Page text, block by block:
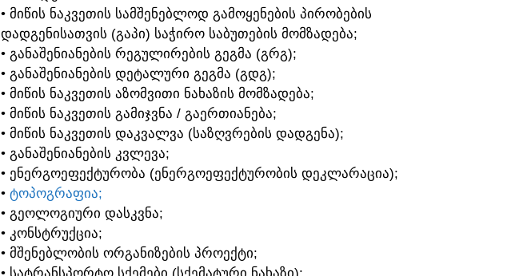
• ᲛᲘᲬᲘᲡ ᲜᲐᲙᲕᲔᲗᲘᲡ ᲡᲐᲛᲨᲔᲜᲔᲑᲚᲝᲓ ᲒᲐᲛᲝᲧᲔᲜᲔᲑᲘᲡ ᲞᲘᲠᲝᲑᲔᲑᲘᲡ
ᲓᲐᲓᲒᲔᲜᲘᲡᲐᲗᲕᲘᲡ (ᲒᲐᲞᲘ) ᲡᲐᲭᲘᲠᲝ ᲡᲐᲑᲣᲗᲔᲑᲘᲡ ᲛᲝᲛᲖᲐᲓᲔᲑᲐ;
• ᲒᲐᲜᲐᲨᲔᲜᲘᲐᲜᲔᲑᲘᲡ ᲠᲔᲒᲣᲚᲘᲠᲔᲑᲘᲡ ᲒᲔᲒᲛᲐ (ᲒᲠᲒ);
• ᲒᲐᲜᲐᲨᲔᲜᲘᲐᲜᲔᲑᲘᲡ ᲓᲔᲢᲐᲚᲣᲠᲘ ᲒᲔᲒᲛᲐ (ᲒᲓᲒ);
• ᲛᲘᲬᲘᲡ ᲜᲐᲙᲕᲔᲗᲘᲡ ᲐᲖᲝᲛᲕᲘᲗᲘ ᲜᲐᲮᲐᲖᲘᲡ ᲛᲝᲛᲖᲐᲓᲔᲑᲐ;
• ᲛᲘᲬᲘᲡ ᲜᲐᲙᲕᲔᲗᲘᲡ ᲒᲐᲛᲘᲯᲕᲜᲐ / ᲒᲐᲔᲠᲗᲘᲐᲜᲔᲑᲐ;
• ᲛᲘᲬᲘᲡ ᲜᲐᲙᲕᲔᲗᲘᲡ ᲓᲐᲙᲕᲐᲚᲕᲐ (ᲡᲐᲖᲦᲕᲠᲔᲑᲘᲡ ᲓᲐᲓᲒᲔᲜᲐ);
• ᲒᲐᲜᲐᲨᲔᲜᲘᲐᲜᲔᲑᲘᲡ ᲙᲕᲚᲔᲕᲐ;
• ᲔᲜᲔᲠᲒᲝᲔᲤᲔᲥᲢᲣᲠᲝᲑᲐ (ᲔᲜᲔᲠᲒᲝᲔᲤᲔᲥᲢᲣᲠᲝᲑᲘᲡ ᲓᲔᲙᲚᲐᲠᲐᲪᲘᲐ);
• ᲢᲝᲞᲝᲒᲠᲐᲤᲘᲐ;
• ᲒᲔᲝᲚᲝᲒᲘᲣᲠᲘ ᲓᲐᲡᲙᲕᲜᲐ;
• ᲙᲝᲜᲡᲢᲠᲣᲥᲪᲘᲐ;
• ᲛᲨᲔᲜᲔᲑᲚᲝᲑᲘᲡ ᲝᲠᲒᲐᲜᲘᲖᲔᲑᲘᲡ ᲞᲠᲝᲔᲥᲢᲘ;